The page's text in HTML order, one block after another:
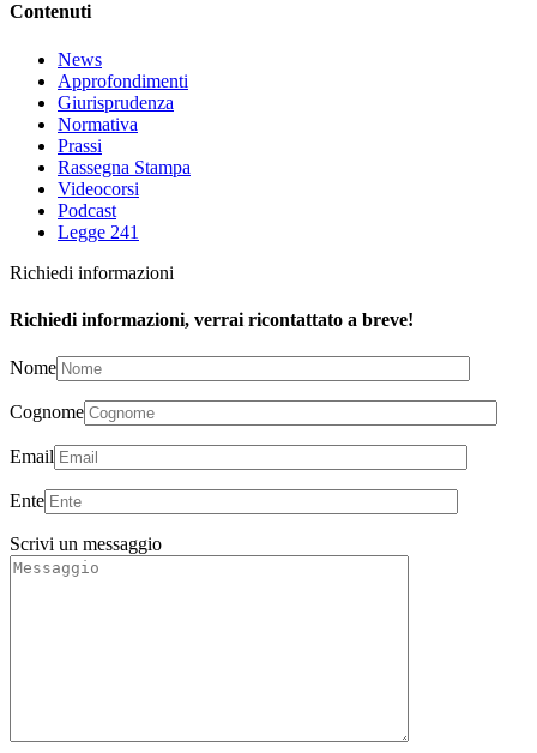
Contenuti
News
Approfondimenti
Giurisprudenza
Normativa
Prassi
Rassegna Stampa
Videocorsi
Podcast
Legge 241
Richiedi informazioni
Richiedi informazioni, verrai ricontattato a breve!
Nome
Cognome
Email
Ente
Scrivi un messaggio